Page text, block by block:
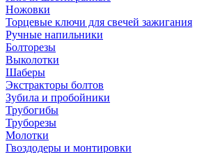
Ножовки
Торцевые ключи для свечей зажигания
Ручные напильники
Болторезы
Выколотки
Шаберы
Экстракторы болтов
Зубила и пробойники
Трубогибы
Труборезы
Молотки
Гвоздодеры и монтировки